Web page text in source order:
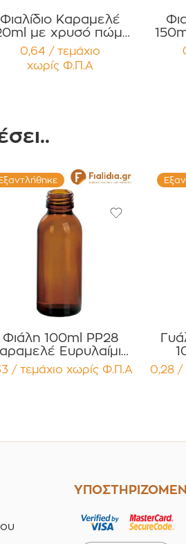
Φιαλίδιο Καραμελέ
με χρυσό πώμα
για Χάπια , Βιταμίνες
Συμπληρώματα
Συσκευασία
0,64 / τεμάχιο
χωρίς Φ.Π.Α
Φιάλη 100ml PP28
Ευρυλαίμια
για Έλαια, Βάμματα
Συσκευασία
/ τεμάχιο χωρίς Φ.Π.Α 0,28 /